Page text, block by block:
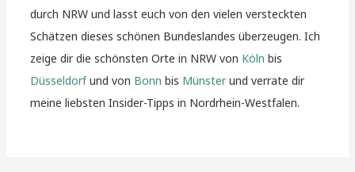
durch NRW und lasst euch von den vielen versteckten
Schätzen dieses schönen Bundeslandes überzeugen. Ich
zeige dir die schönsten Orte in NRW von Köln bis
Düsseldorfund von Bonn bis Münsterund verrate dir
meine liebsten Insider-Tipps in Nordrhein-Westfalen.